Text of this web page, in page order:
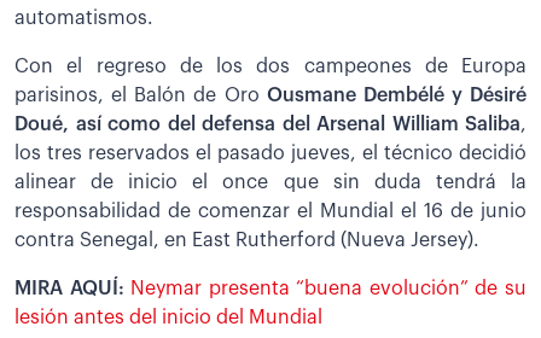
automatismos.
Con el regreso de los dos campeones de Europa
parisinos, el Balón de Oro Ousmane Dembélé y Désiré
Doué, así como del defensa del Arsenal William Saliba,
los tres reservados el pasado jueves, el técnico decidió
alinear de inicio el once que sin duda tendrá la
responsabilidad de comenzar el Mundial el 16 de junio
contra Senegal, en East Rutherford (Nueva Jersey).
MIRA AQUÍ: Neymar presenta “buena evolución” de su
lesión antes del inicio del Mundial